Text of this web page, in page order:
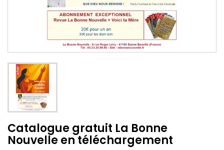
Catalogue gratuit La Bonne
Nouvelle en téléchargement